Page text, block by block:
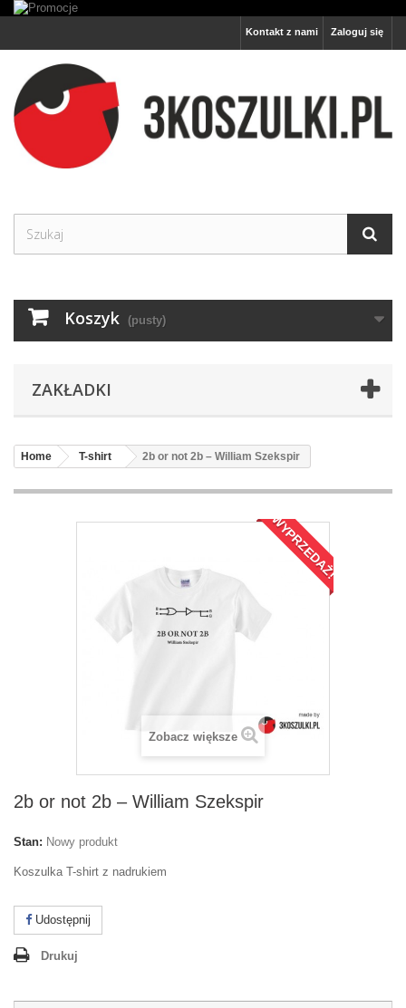
Zaloguj się
Kontakt z nami
Koszyk (pusty)
ZAKŁADKI
Home T-shirt 2b or not 2b – William Szekspir
WYPRZEDAŻ!
Zobacz większe
2b or not 2b – William Szekspir
Stan: Nowy produkt
Koszulka T-shirt z nadrukiem
Udostępnij
Drukuj